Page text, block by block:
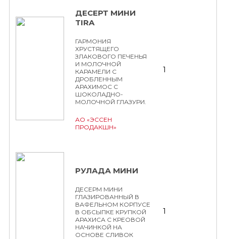
ДЕСЕРТ МИНИ
TIRA
ГАРМОНИЯ
ХРУСТЯЩЕГО
ЗЛАКОВОГО ПЕЧЕНЬЯ
И МОЛОЧНОЙ
КАРАМЕЛИ С
ДРОБЛЕННЫМ
АРАХИМОС С
ШОКОЛАДНО-
МОЛОЧНОЙ ГЛАЗУРИ.
АО «ЭССЕН
ПРОДАКШН»
1
РУЛАДА МИНИ
ДЕСЕРМ МИНИ
ГЛАЗИРОВАННЫЙ В
ВАФЕЛЬНОМ КОРПУСЕ
В ОБСЫПКЕ КРУПКОЙ
АРАХИСА С КРЕОВОЙ
НАЧИНКОЙ НА
ОСНОВЕ СЛИВОК
1